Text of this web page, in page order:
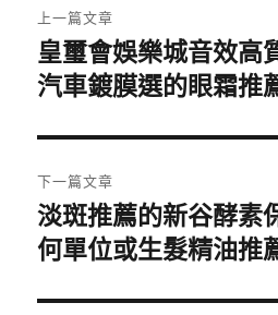
章
導
覽
上一篇文章
上
一
文
章:
皇璽會娛樂城音效高
汽車鍍膜選的眼霜推
下一篇文章
下
一
文
淡斑推薦的新谷酵素
何單位或生髮精油推